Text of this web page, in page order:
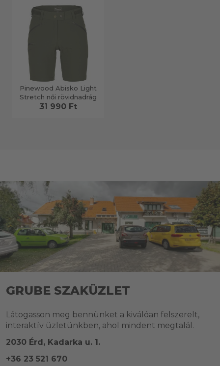
Pinewood Abisko Light
Stretch női rövidnadrág
31 990 Ft
GRUBE SZAKÜZLET
Látogasson meg bennünket a kiválóan felszerelt,
interaktív üzletünkben, ahol mindent megtalál.
2030 Érd, Kadarka u. 1.
+36 23 521 670